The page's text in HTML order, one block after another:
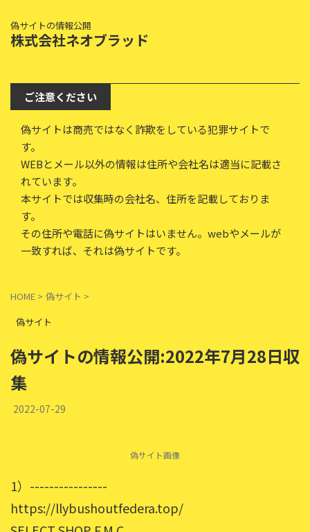
偽サイトの情報公開
株式会社ネオブラッド
ご注意ください
偽サイトは商売ではなく詐欺をしている犯罪サイトで
す。
WEBとメール以外の情報は住所や会社名は適当に記載さ
れています。
本サイトでは収集時の会社名、住所を記載しておりま
す。
その住所や電話に偽サイトはいません。webやメールが
一致すれば、それは偽サイトです。
HOME > 偽サイト >
偽サイト
偽サイトの情報公開:2022年7月28日収
集
2022-07-29
偽サイト画像
1）----------------
https://llybushoutfedera.top/